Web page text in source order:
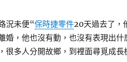
況未便“保時捷零件20天過去了，
婚，他也沒有動，也沒有表現出什
很多人分開故鄉，到裡面尋覓成長